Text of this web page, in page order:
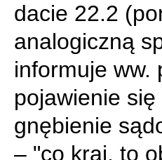
dacie 22.2
analogiczną
informuje ww.
pojawienie
gnębienie
– "co kraj, to